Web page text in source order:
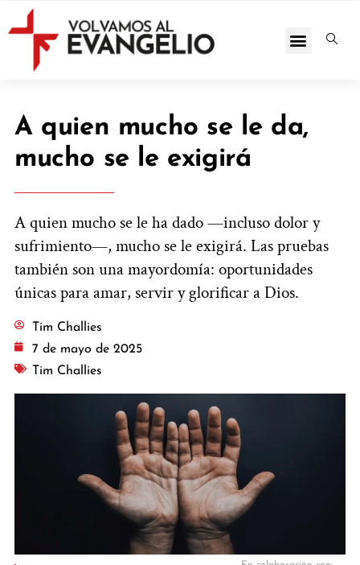
A quien mucho se le da,
mucho se le exigirá
A quien mucho se le ha dado —incluso dolor y
sufrimiento—, mucho se le exigirá. Las pruebas
también son una mayordomía: oportunidades
únicas para amar, servir y glorificar a Dios.
Tim Challies
7 de mayo de 2025
Tim Challies